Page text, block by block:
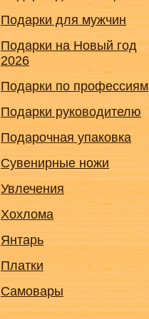
Подарки для мужчин
Подарки на Новый год
2026
Подарки по профессиям
Подарки руководителю
Подарочная упаковка
Сувенирные ножи
Увлечения
Хохлома
Янтарь
Платки
Самовары